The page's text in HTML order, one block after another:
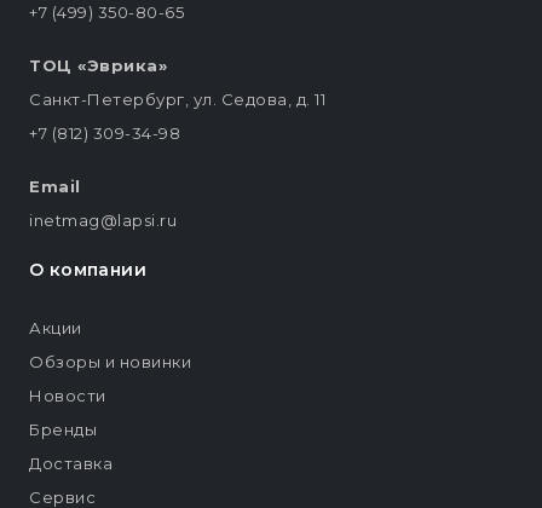
+7 (499) 350-80-65
ТОЦ «Эврика»
Санкт-Петербург, ул. Седова, д. 11
+7 (812) 309-34-98
Email
inetmag@lapsi.ru
О компании
Акции
Обзоры и новинки
Новости
Бренды
Доставка
Сервис